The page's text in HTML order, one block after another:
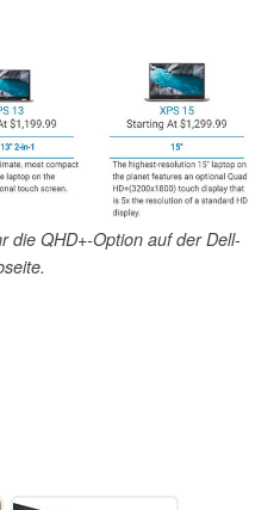
die QHD+-Option auf der Dell-